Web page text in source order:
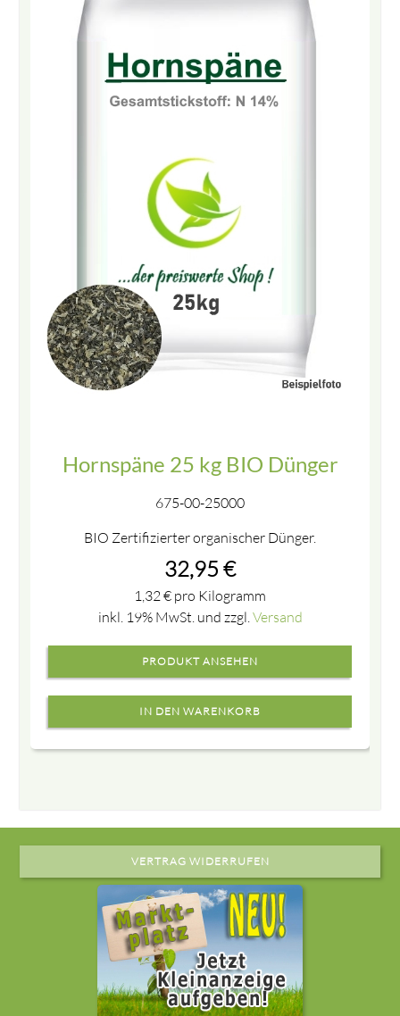
Hornspäne 25 kg BIO Dünger
675-00-25000
BIO Zertifizierter organischer Dünger.
32,95 €
1,32€ pro Kilogramm
inkl. 19% MwSt. und zzgl.Versand
PRODUKT ANSEHEN
VERTRAG WIDERRUFEN